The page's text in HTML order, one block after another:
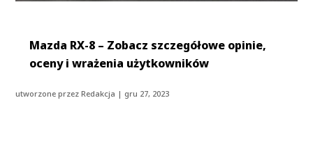
Mazda RX-8 – Zobacz szczegółowe opinie,
oceny i wrażenia użytkowników
utworzone przezRedakcja | gru 27, 2023